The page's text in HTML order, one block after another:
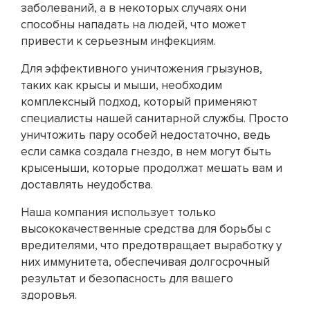
заболеваний, а в некоторых случаях они
способны нападать на людей, что может
привести к серьезным инфекциям.
Для эффективного уничтожения грызунов,
таких как крысы и мыши, необходим
комплексный подход, который применяют
специалисты нашей санитарной службы. Просто
уничтожить пару особей недостаточно, ведь
если самка создала гнездо, в нем могут быть
крысеныши, которые продолжат мешать вам и
доставлять неудобства.
Наша компания использует только
высококачественные средства для борьбы с
вредителями, что предотвращает выработку у
них иммунитета, обеспечивая долгосрочный
результат и безопасность для вашего
здоровья.